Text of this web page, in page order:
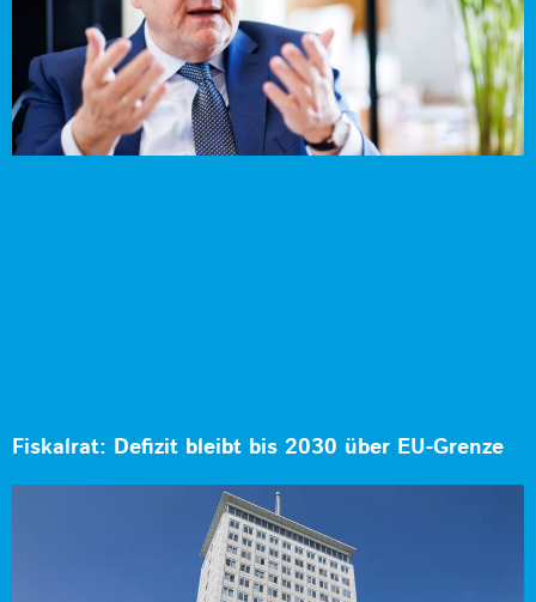
Fiskalrat: Defizit bleibt bis 2030 über EU-Grenze